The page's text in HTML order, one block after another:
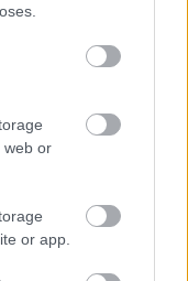
web or
or app.
ο σχεδιασμός
στη Riviera
ψηφιακός